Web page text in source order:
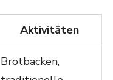
Aktivitäten
Brotbacken,